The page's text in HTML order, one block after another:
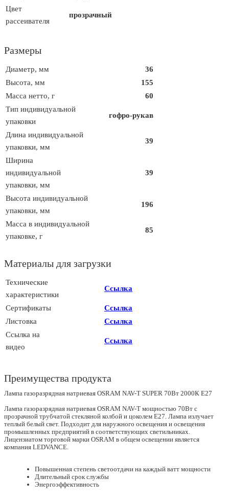
Цвет
рассеивателя
прозрачный
Размеры
Диаметр, мм
36
Высота, мм
155
Масса нетто, г
60
Тип индивидуальной
упаковки
гофро-рукав
Длина индивидуальной
упаковки, мм
39
Ширина
индивидуальной
упаковки, мм
39
Высота индивидуальной
упаковки, мм
196
Масса в индивидуальной
упаковке, г
85
Материалы для загрузки
Технические
характеристики
Ссылка
Сертификаты
Ссылка
Листовка
Ссылка
Ссылка на
видео
Ссылка
Преимущества продукта
Лампа газоразрядная натриевая OSRAM NAV-T SUPER 70Вт 2000К E27
Лампа газоразрядная натриевая OSRAM NAV-T мощностью 70Вт с
прозрачной трубчатой стекляной колбой и цоколем E27. Лампа излучает
теплый белый свет. Подходит для наружного освещения и освещения
промышленных предприятий в соответствующих светильниках.
Лицензиатом торговой марки OSRAM в общем освещении является
компания LEDVANCE.
Повышенная степень светоотдачи на каждый ватт мощности
Длительный срок службы
Энергоэффективность